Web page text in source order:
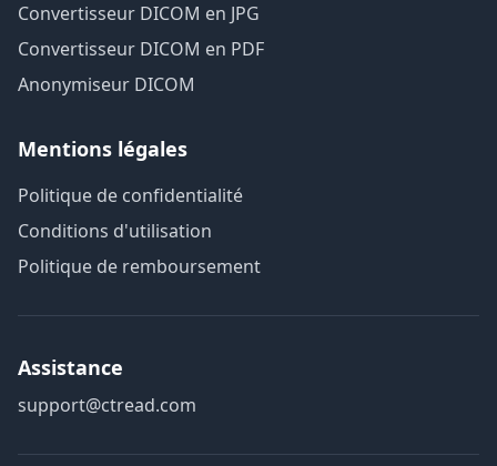
Convertisseur DICOM en JPG
Convertisseur DICOM en PDF
Anonymiseur DICOM
Mentions légales
Politique de confidentialité
Conditions d'utilisation
Politique de remboursement
Assistance
support@ctread.com